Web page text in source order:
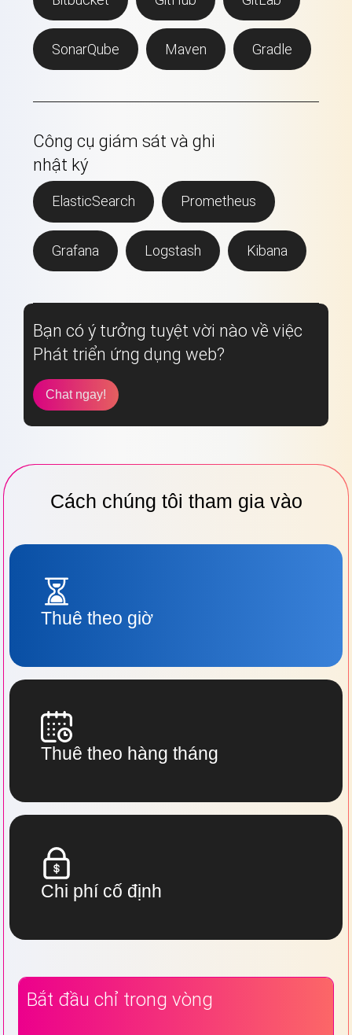
SonarQube Maven Gradle
Công cụ giám sát và ghi
nhật ký
ElasticSearch Prometheus
Grafana Logstash Kibana
Bạn có ý tưởng tuyệt vời nào về việc
Phát triển ứng dụng web?
Chat ngay!
Cách chúng tôi tham gia vào
Thuê theo giờ
Thuê theo hàng tháng
Chi phí cố định
Bắt đầu chỉ trong vòng